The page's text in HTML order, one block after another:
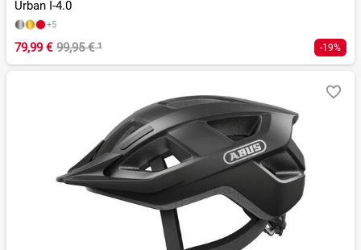
Urban I-4.0
+5
79,99 € 99,95 €¹ -19%